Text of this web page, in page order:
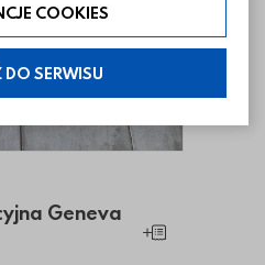
cookies”. W każdej chwili
zgody w zakładce:
cookies.
COOKIES
DO SERWISU
Geneva
Geneva
Geneva
Geneva
Geneva
Dodaj do